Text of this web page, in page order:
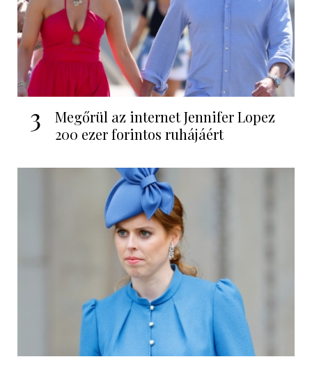
3
Megőrül az internet Jennifer Lopez
200 ezer forintos ruhájáért